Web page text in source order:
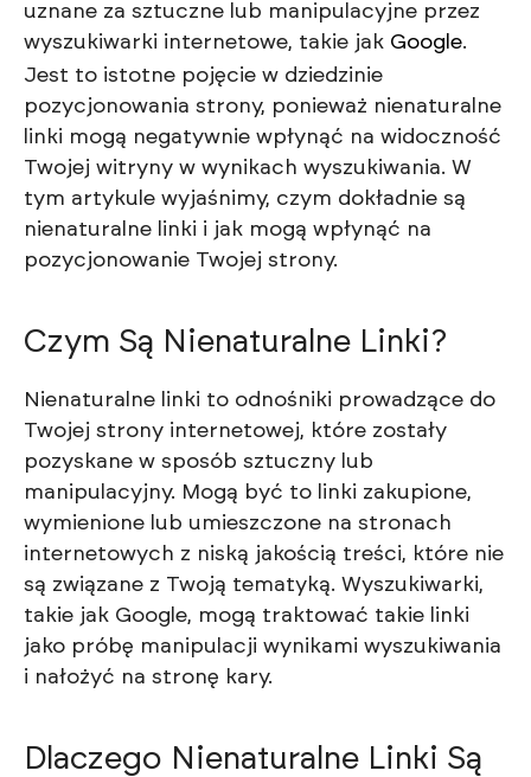
uznane za sztuczne lub manipulacyjne przez
wyszukiwarki internetowe, takie jak Google.
Jest to istotne pojęcie w dziedzinie
pozycjonowania strony, ponieważ nienaturalne
linki mogą negatywnie wpłynąć na widoczność
Twojej witryny w wynikach wyszukiwania. W
tym artykule wyjaśnimy, czym dokładnie są
nienaturalne linki i jak mogą wpłynąć na
pozycjonowanie Twojej strony.
Czym Są Nienaturalne Linki?
Nienaturalne linki to odnośniki prowadzące do
Twojej strony internetowej, które zostały
pozyskane w sposób sztuczny lub
manipulacyjny. Mogą być to linki zakupione,
wymienione lub umieszczone na stronach
internetowych z niską jakością treści, które nie
są związane z Twoją tematyką. Wyszukiwarki,
takie jak Google, mogą traktować takie linki
jako próbę manipulacji wynikami wyszukiwania
i nałożyć na stronę kary.
Dlaczego Nienaturalne Linki Są